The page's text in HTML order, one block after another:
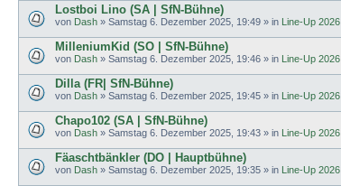
Lostboi Lino (SA | SfN-Bühne)
von Dash » Samstag 6. Dezember 2025, 19:49 » in Line-Up 2026
MilleniumKid (SO | SfN-Bühne)
von Dash » Samstag 6. Dezember 2025, 19:46 » in Line-Up 2026
Dilla (FR| SfN-Bühne)
von Dash » Samstag 6. Dezember 2025, 19:45 » in Line-Up 2026
Chapo102 (SA | SfN-Bühne)
von Dash » Samstag 6. Dezember 2025, 19:43 » in Line-Up 2026
Fäaschtbänkler (DO | Hauptbühne)
von Dash » Samstag 6. Dezember 2025, 19:35 » in Line-Up 2026